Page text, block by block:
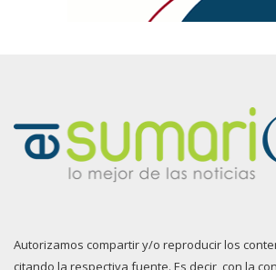
Autorizamos compartir y/o reproducir los
citando la respectiva fuente. Es decir, con la